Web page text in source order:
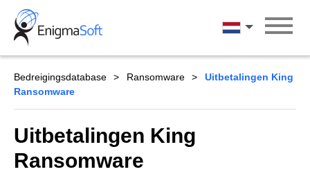
Skip
content
Nederlands
Bedreigingsdatabase Ransomware
Uitbetalingen King
Ransomware
Uitbetalingen King
Ransomware